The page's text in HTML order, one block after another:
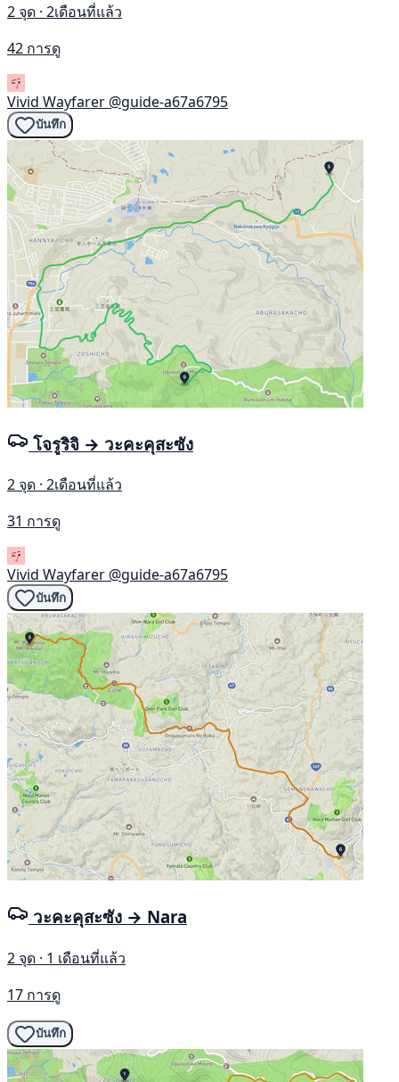
2 จุด · 2เดือนที่แล้ว
42 การดู
Vivid Wayfarer @guide-a67a6795
บันทึก
โจรูริจิ → วะคะคุสะซัง
2 จุด · 2เดือนที่แล้ว
31 การดู
Vivid Wayfarer @guide-a67a6795
บันทึก
วะคะคุสะซัง → Nara
2 จุด · 1 เดือนที่แล้ว
17 การดู
บันทึก